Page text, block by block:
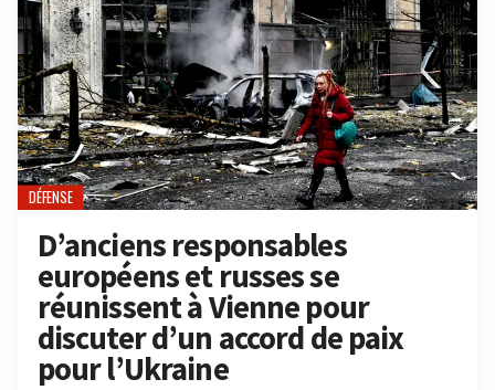
DÉFENSE
D’anciens responsables
européens et russes se
réunissent à Vienne pour
discuter d’un accord de paix
pour l’Ukraine